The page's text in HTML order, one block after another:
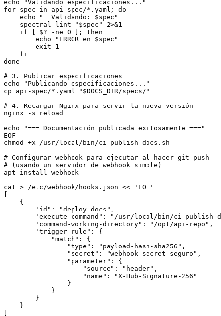
echo "Validando especificaciones..."
for spec in api-spec/*.yaml; do
    echo "  Validando: $spec"
    spectral lint "$spec" 2>&1
    if [ $? -ne 0 ]; then
        echo "ERROR en $spec"
        exit 1
    fi
done
# 3. Publicar especificaciones
echo "Publicando especificaciones..."
cp api-spec/*.yaml "$DOCS_DIR/specs/"
# 4. Recargar Nginx para servir la nueva versión
nginx -s reload
echo "=== Documentación publicada exitosamente ==="
EOF
chmod +x /usr/local/bin/ci-publish-docs.sh
# Configurar webhook para ejecutar al hacer git push
# (usando un servidor de webhook simple)
apt install webhook
cat > /etc/webhook/hooks.json << 'EOF'
    {
        "id": "deploy-docs",
"execute-command": "/usr/local/bin/ci-publish-
        "command-working-directory": "/opt/api-repo",
        "trigger-rule": {
            "match": {
                "type": "payload-hash-sha256",
                "secret": "webhook-secret-seguro",
                "parameter": {
                    "source": "header",
                    "name": "X-Hub-Signature-256"
                }
            }
        }
    }